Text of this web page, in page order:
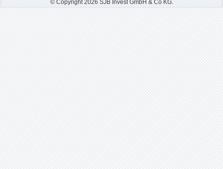
© Copyright 2026 SJB Invest GmbH & Co KG.